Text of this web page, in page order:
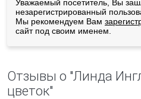
Уважаемый посетитель, Вы
незарегистрированный
Мы рекомендуем Вам
сайт под своим именем.
Отзывы о "Линда
цветок"